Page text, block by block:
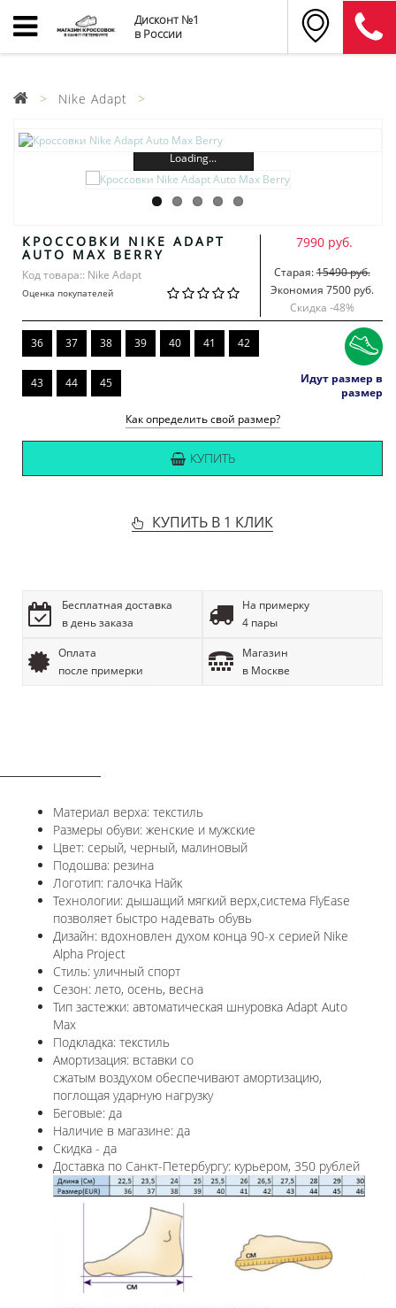
Дисконт №1
в России
Nike Adapt
Loading...
КРОССОВКИ NIKE ADAPT
AUTO MAX BERRY
Код товара:: Nike Adapt
Оценка покупателей
7990 руб.
Старая:15490 руб.
Экономия 7500 руб.
Скидка -48%
36 37 38 39 40 41 42
43 44 45
Идут размер в
размер
Как определить свой размер?
КУПИТЬ
КУПИТЬ В 1 КЛИК
Бесплатная доставка
в день заказа
На примерку
4 пары
Оплата
после примерки
Магазин
в Москве
Материал верха: текстиль
Размеры обуви: женские и мужские
Цвет: серый, черный, малиновый
Подошва: резина
Логотип: галочка Найк
Технологии: дышащий мягкий верх,система FlyEase
позволяет быстро надевать обувь
Дизайн: вдохновлен духом конца 90-х серией Nike
Alpha Project
Стиль: уличный спорт
Сезон: лето, осень, весна
Тип застежки: автоматическая шнуровка Adapt Auto
Max
Подкладка: текстиль
Амортизация: вставки со
сжатым воздухом обеспечивают амортизацию,
поглощая ударную нагрузку
Беговые: да
Наличие в магазине: да
Скидка - да
Доставка по Санкт-Петербургу: курьером, 350 рублей